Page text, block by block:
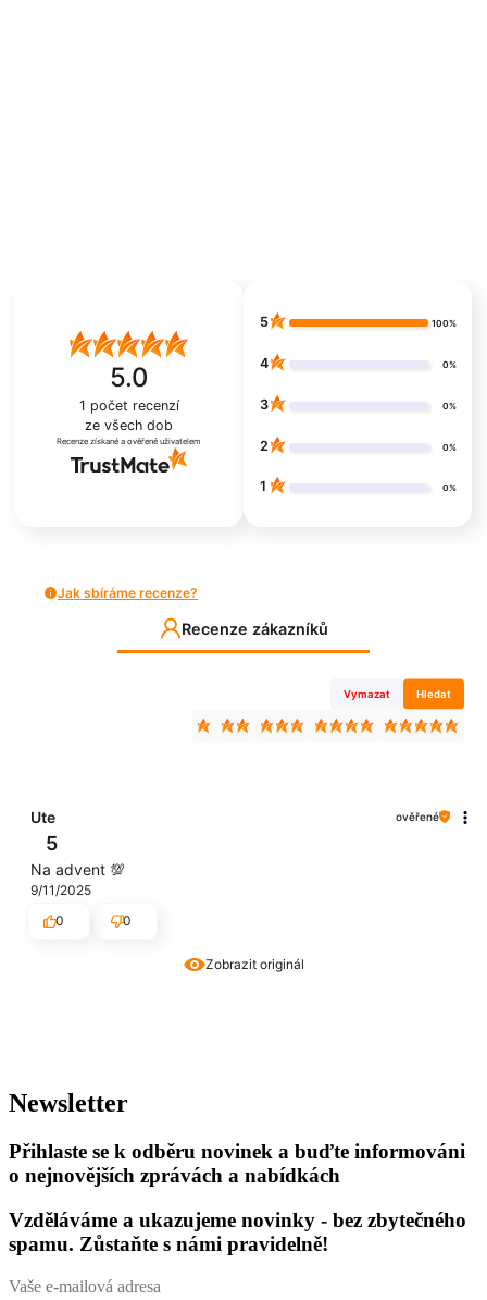
5.0
1 počet recenzí
ze všech dob
Recenze získané a ověřené uživatelem
5 100%
4 0%
3 0%
2 0%
1 0%
Jak sbíráme recenze?
Recenze zákazníků
Vymazat Hledat
Zobrazit originál
Ute ověřené
5
Na advent 💯
9/11/2025
0
0
Newsletter
Přihlaste se k odběru novinek a buďte informováni
o nejnovějších zprávách a nabídkách
Vzděláváme a ukazujeme novinky - bez zbytečného
spamu. Zůstaňte s námi pravidelně!